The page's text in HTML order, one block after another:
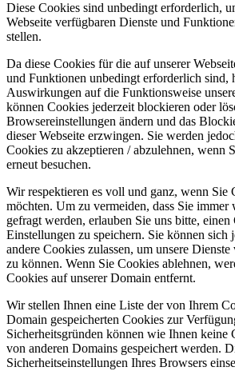
Diese Cookies sind unbedingt erforderlich,
Webseite verfügbaren Dienste und
stellen.
Da diese Cookies für die auf unserer
und Funktionen unbedingt erforderlich sind,
Auswirkungen auf die Funktionsweise
können Cookies jederzeit blockieren oder
Browsereinstellungen ändern und das
dieser Webseite erzwingen. Sie werden
Cookies zu akzeptieren / abzulehnen, wenn
erneut besuchen.
Wir respektieren es voll und ganz, wenn Sie
möchten. Um zu vermeiden, dass Sie immer
gefragt werden, erlauben Sie uns bitte,
Einstellungen zu speichern. Sie können sich
andere Cookies zulassen, um unsere
zu können. Wenn Sie Cookies ablehnen,
Cookies auf unserer Domain entfernt.
Wir stellen Ihnen eine Liste der von Ihrem
Domain gespeicherten Cookies zur
Sicherheitsgründen können wie Ihnen keine
von anderen Domains gespeichert werden.
Sicherheitseinstellungen Ihres Browsers